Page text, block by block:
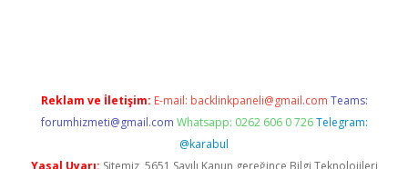
Reklam ve İletişim: E-mail: backlinkpaneli@gmail.com Teams:
forumhizmeti@gmail.com Whatsapp: 0262 606 0 726 Telegram:
@karabul
Yasal Uyarı: Sitemiz, 5651 Sayılı Kanun gereğince Bilgi Teknolojileri